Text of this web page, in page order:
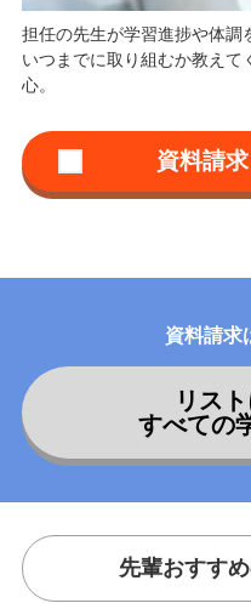
担任の先生が学習進捗や体調
いつまでに取り組むか教え
心。
資料請求
リス
すべての
先輩おすす